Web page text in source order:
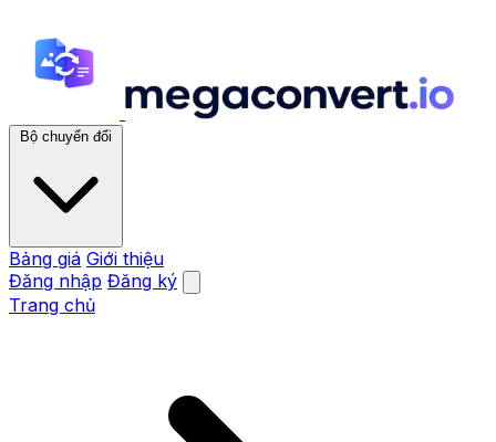
Bộ chuyển đổi
Bảng giá Giới thiệu
Đăng nhập Đăng ký
Trang chủ